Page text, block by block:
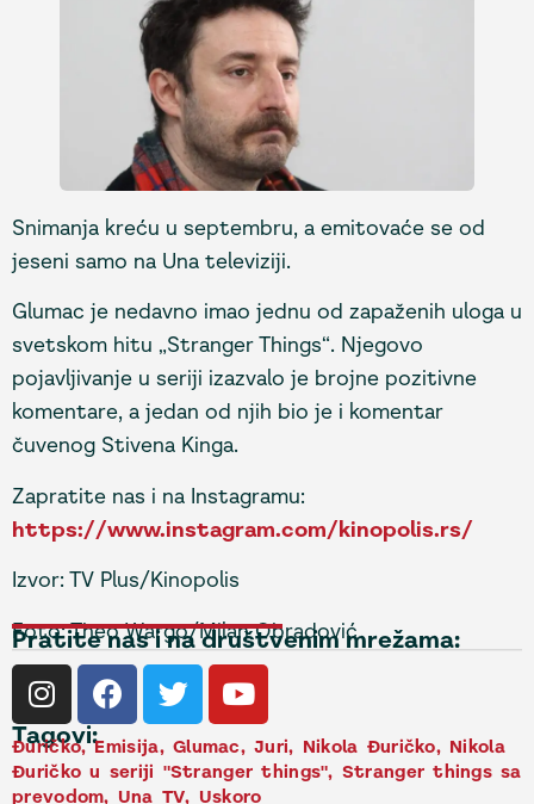
Snimanja kreću u septembru, a emitovaće se od
jeseni samo na Una televiziji.
Glumac je nedavno imao jednu od zapaženih uloga u
svetskom hitu „Stranger Things“. Njegovo
pojavljivanje u seriji izazvalo je brojne pozitivne
komentare, a jedan od njih bio je i komentar
čuvenog Stivena Kinga.
Zapratite nas i na Instagramu:
https://www.instagram.com/kinopolis.rs/
Izvor: TV Plus/Kinopolis
Foto: Theo Wargo/Milan Obradović
Pratite nas i na društvenim mrežama:
Tagovi:
Đuričko,Emisija, Glumac,Juri, Nikola Đuričko, Nikola
Đuričko u seriji "Stranger things", Stranger things sa
prevodom, Una TV, Uskoro